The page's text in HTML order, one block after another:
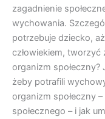
zagadnienie
wychowania.
potrzebuje dziecko,
człowiekiem,
organizm społeczny?
żeby potrafili
organizm społeczny
społecznego – i jak